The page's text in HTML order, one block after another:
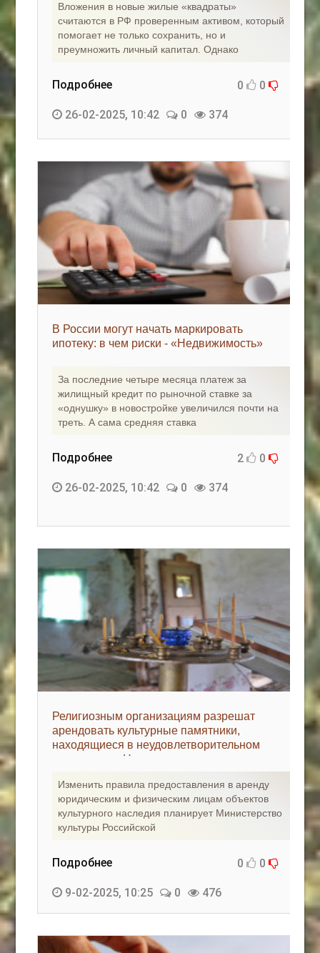
Вложения в новые жилые «квадраты»
считаются в РФ проверенным активом, который
помогает не только сохранить, но и
преумножить личный капитал. Однако
Подробнее 0 0
26-02-2025, 10:42 0 374
В России могут начать маркировать
ипотеку: в чем риски - «Недвижимость»
За последние четыре месяца платеж за
жилищный кредит по рыночной ставке за
«однушку» в новостройке увеличился почти на
треть. А сама средняя ставка
Подробнее 2 0
26-02-2025, 10:42 0 374
Религиозным организациям разрешат
арендовать культурные памятники,
находящиеся в неудовлетворительном
состоянии - «Недвижимость»
Изменить правила предоставления в аренду
юридическим и физическим лицам объектов
культурного наследия планирует Министерство
культуры Российской
Подробнее 0 0
9-02-2025, 10:25 0 476